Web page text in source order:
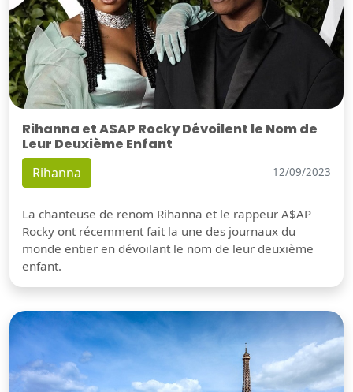
Rihanna et A$AP Rocky Dévoilent le Nom de
Leur Deuxième Enfant
Rihanna 12/09/2023
La chanteuse de renom Rihanna et le rappeur A$AP
Rocky ont récemment fait la une des journaux du
monde entier en dévoilant le nom de leur deuxième
enfant.